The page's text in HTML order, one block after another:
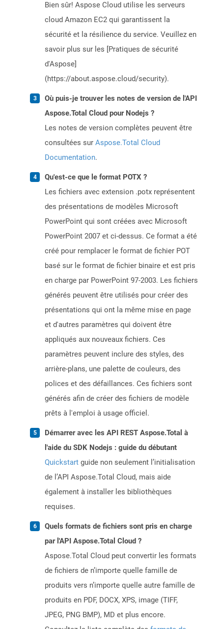
Bien sûr! Aspose Cloud utilise les serveurs
cloud Amazon EC2 qui garantissent la
sécurité et la résilience du service. Veuillez en
savoir plus sur les [Pratiques de sécurité
d'Aspose]
(https://about.aspose.cloud/security).
Où puis-je trouver les notes de version de l'API
Aspose.Total Cloud pour Nodejs ?
Les notes de version complètes peuvent être
consultées sur Aspose.Total Cloud
Documentation.
Qu'est-ce que le format POTX ?
Les fichiers avec extension .potx représentent
des présentations de modèles Microsoft
PowerPoint qui sont créées avec Microsoft
PowerPoint 2007 et ci-dessus. Ce format a été
créé pour remplacer le format de fichier POT
basé sur le format de fichier binaire et est pris
en charge par PowerPoint 97-2003. Les fichiers
générés peuvent être utilisés pour créer des
présentations qui ont la même mise en page
et d'autres paramètres qui doivent être
appliqués aux nouveaux fichiers. Ces
paramètres peuvent inclure des styles, des
arrière-plans, une palette de couleurs, des
polices et des défaillances. Ces fichiers sont
générés afin de créer des fichiers de modèle
prêts à l'emploi à usage officiel.
Démarrer avec les API REST Aspose.Total à
l'aide du SDK Nodejs : guide du débutant
Quickstart guide non seulement l’initialisation
de l’API Aspose.Total Cloud, mais aide
également à installer les bibliothèques
requises.
Quels formats de fichiers sont pris en charge
par l'API Aspose.Total Cloud ?
Aspose.Total Cloud peut convertir les formats
de fichiers de n’importe quelle famille de
produits vers n’importe quelle autre famille de
produits en PDF, DOCX, XPS, image (TIFF,
JPEG, PNG BMP), MD et plus encore.